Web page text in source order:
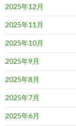
2025年12月
2025年11月
2025年10月
2025年9月
2025年8月
2025年7月
2025年6月